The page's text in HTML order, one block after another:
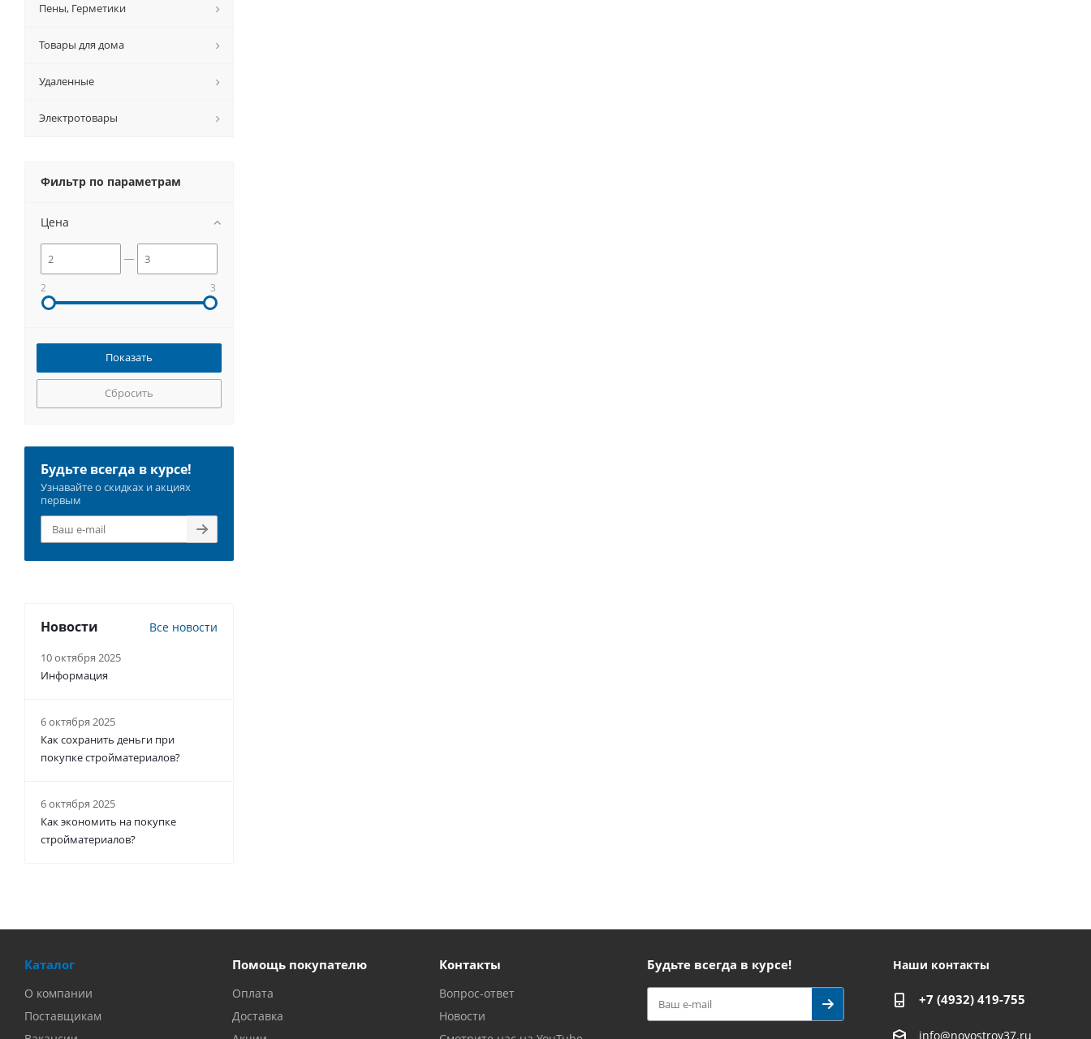
Пены, Герметики
Товары для дома
Удаленные
Электротовары
Фильтр по параметрам
Цена
2 3
Сбросить
Будьте всегда в курсе!
Узнавайте о скидках и акциях
первым
Новости Все новости
10 октября 2025
Информация
6 октября 2025
Как сохранить деньги при
покупке стройматериалов?
6 октября 2025
Как экономить на покупке
стройматериалов?
Каталог
О компании
Поставщикам
Помощь покупателю
Оплата
Доставка
Контакты
Вопрос-ответ
Новости
Будьте всегда в курсе! Наши контакты
+7 (4932) 419-755
info@novostroy37.ru